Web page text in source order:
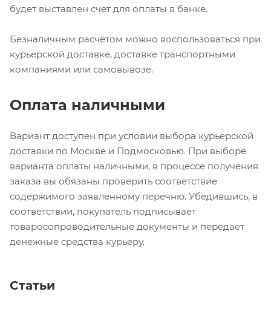
будет выставлен счет для оплаты в банке.
Безналичным расчётом можно воспользоваться при
курьерской доставке, доставке транспортными
компаниями или самовывозе.
Оплата наличными
Вариант доступен при условии выбора курьерской
доставки по Москве и Подмосковью. При выборе
варианта оплаты наличными, в процессе получения
заказа вы обязаны проверить соответствие
содержимого заявленному перечню. Убедившись, в
соответствии, покупатель подписывает
товаросопроводительные документы и передает
денежные средства курьеру.
Статьи